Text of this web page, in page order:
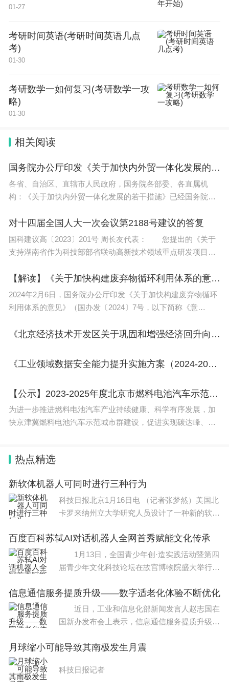
类、表（导）演类、舞蹈类等6个大类一共有近6万
人参考，其中仅美术类就有3.5万余人在四川全省的
参加美术联考。
美术生规模占全省艺考生总人数的58.33%，接近六
万人，2024年度减少了近3000人，降幅约为8%左
影视类、舞蹈类专业人数1.59万人。
2024年四川艺考生总规模较2023年减少了近0.5万
人，但是在2023年的数据中包含了广播电视编导考
生人数，而2024年编导类专业不再归属于艺考范
数也有2184人，两者合计规模达到7200余人。
四川省的招生政策：
全国卷进行考试。同时，四川省还组织了各哗岩派种
形式的单招考试，如高职单招、艺术类统考等。
2、录取政策：四川省的录取工作主要遵循公平、公
生、特长生录取等。
3、招生计划：四川省的招生计划由各高校根据自身
情况和国家教育部的规定制定，并由四川省教育考试
以上就是整理的2024年美术艺考难考吗 美术艺考好考么？相关
内容，想要了解更多信息，敬请查阅。
01-27
考研时间英语(考研时间英语几点
考)
01-30
考研数学一如何复习(考研数学一攻
略)
01-30
相关阅读
国务院办公厅印发《关于加快内外贸一体化发展的若干措施》的通知
各省、自治区、直辖市人民政府，国务院各部委、各直属机
构：《关于加快内外贸一体化发展的若干措施》已经国务院同
月7日（本文有删减）关于
对十四届全国人大一次会议第2188号建议的答复
国科建议高〔2023〕201号 周长友代表： 您提出的《关于
支持湖南省作为科技部部省联动高新技术领域重点研发项目试
于支持湖南省参加重点研
【解读】《关于加快构建废弃物循环利用体系的意见》
2024年2月6日，国务院办公厅印发《关于加快构建废弃物循环
利用体系的意见》（国办发〔2024〕7号，以下简称《意
情况回答了记者的提问。问：
《北京经济技术开发区关于巩固和增强经济回升向好态势的若干措施》
《工业领域数据安全能力提升实施方案（2024-2026年）》
【公示】2023-2025年度北京市燃料电池汽车示范应用项目拟承担“示范应用联合体” 牵头企业公示
为进一步推进燃料电池汽车产业持续健康、科学有序发展，加
快京津冀燃料电池汽车示范城市群建设，促进实现碳达峰、碳
热点精选
新软体机器人可同时进行三种行为
科技日报北京1月16日电 （记者张梦然）美国北
卡罗来纳州立大学研究人员设计了一种新的软体
百度百科苏轼AI对话机器人全网首秀赋能文化传承
1月13日，全国青少年创·造实践活动暨第四
届青少年文化科技论坛在故宫博物院盛大举行。
度百科打造的苏轼AI对话机器人(以下简称百度
信息通信服务提质升级——数字适老化体验不断优化
近日，工业和信息化部新闻发言人赵志国在
国新办发布会上表示，信息通信服务提质升级，
体验不断优化，2577家网站和APP完成适老化
月球缩小可能导致其南极发生月震
科技日报记者